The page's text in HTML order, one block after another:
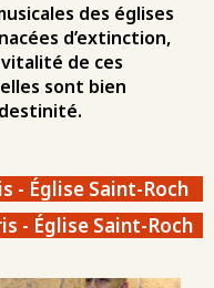
des églises
d’extinction,
de ces
sont bien
- Église Saint-Roch
- Église Saint-Roch